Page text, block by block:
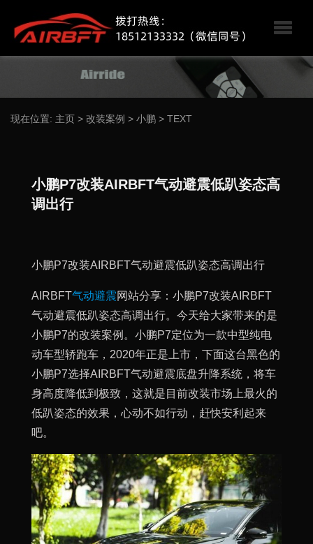
现在位置: 主页 > 改装案例 > 小鹏 > TEXT
小鹏P7改装AIRBFT气动避震低趴姿态高
调出行
小鹏P7改装AIRBFT气动避震低趴姿态高调出行
AIRBFT气动避震网站分享：小鹏P7改装AIRBFT
气动避震低趴姿态高调出行。今天给大家带来的是
小鹏P7的改装案例。小鹏P7定位为一款中型纯电
动车型轿跑车，2020年正是上市，下面这台黑色的
小鹏P7选择AIRBFT气动避震底盘升降系统，将车
身高度降低到极致，这就是目前改装市场上最火的
低趴姿态的效果，心动不如行动，赶快安利起来
吧。